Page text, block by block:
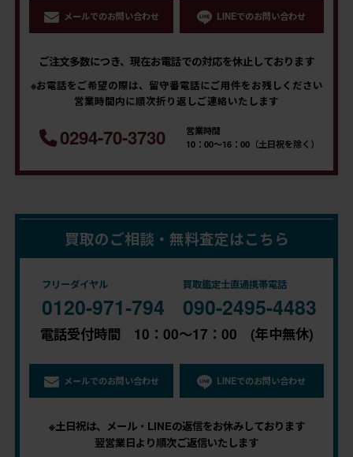
メールでのお問い合わせ LINEでのお問い合わせ
ご注文多数につき、現在お電話での対応を休止しております
※お電話をご希望の際は、留守番電話にご用件をお残しください
営業時間内に順次折り返しご連絡いたします
0294-70-3730
営業時間
10：00～16：00（土日祝を除く）
買取のご相談・無料査定はこちら
フリーダイヤル
0120-971-794
買取鑑定士直通携帯電話
090-2495-4483
電話受付時間 10：00～17：00 (年中無休)
メールでのお問い合わせ LINEでのお問い合わせ
※土日祝は、メール・LINEの返信をお休みしております
翌営業日より順次ご返信いたします